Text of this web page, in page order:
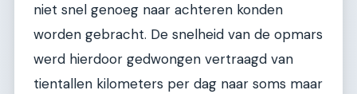
niet snel genoeg naar achteren konden
worden gebracht. De snelheid van de opmars
werd hierdoor gedwongen vertraagd van
tientallen kilometers per dag naar soms maar